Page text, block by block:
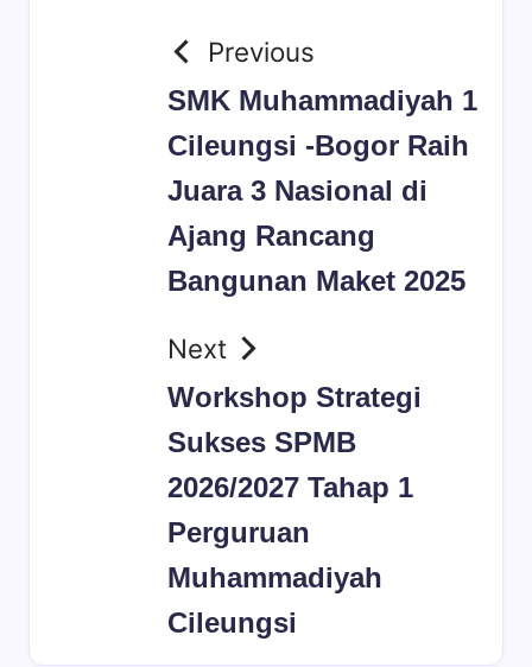
Previous
SMK Muhammadiyah 1
Cileungsi -Bogor Raih
Juara 3 Nasional di
Ajang Rancang
Bangunan Maket 2025
Next
Workshop Strategi
Sukses SPMB
2026/2027 Tahap 1
Perguruan
Muhammadiyah
Cileungsi